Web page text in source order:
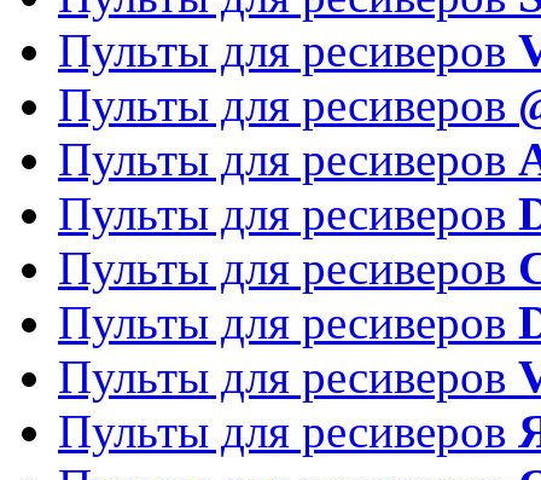
Пульты для ресиверов
Пульты для ресиверов
Пульты для ресиверов
Пульты для ресиверов
Пульты для ресиверов
Пульты для ресиверов
Пульты для ресиверов
Пульты для ресиверов